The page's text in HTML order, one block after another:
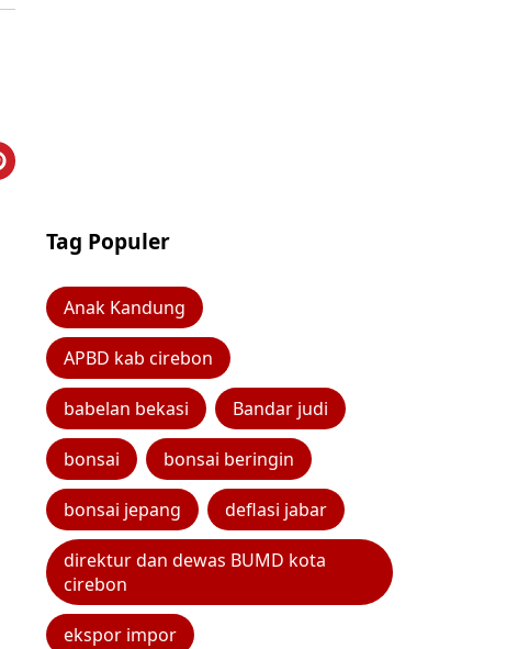
Tag Populer
Anak Kandung
APBD kab cirebon
babelan bekasi Bandar judi
bonsai bonsai beringin
bonsai jepang deflasi jabar
direktur dan dewas BUMD kota
cirebon
ekspor impor